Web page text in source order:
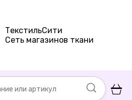
ТекстильСити
Сеть магазинов ткани